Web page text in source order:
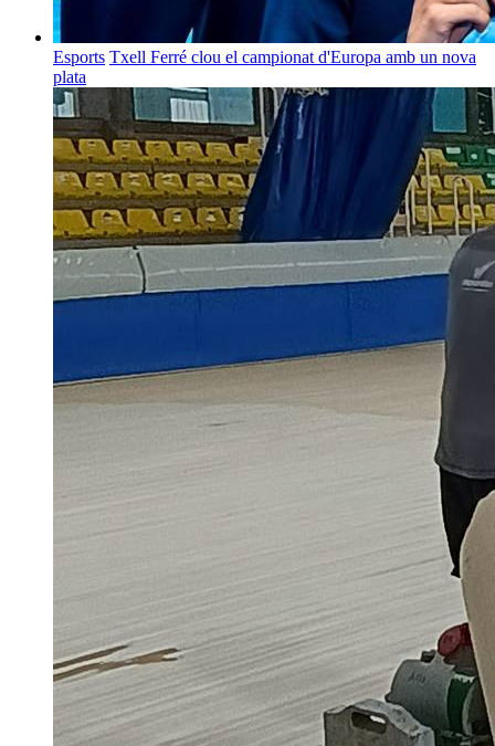
Esports Txell Ferré clou el campionat d'Europa amb un nova
plata